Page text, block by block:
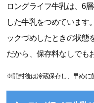
ロングライフ牛乳は、6
した牛乳をつめています
ックづめしたときの状態
だから、保存料なしでも
※開封後は冷蔵保存し、早めに